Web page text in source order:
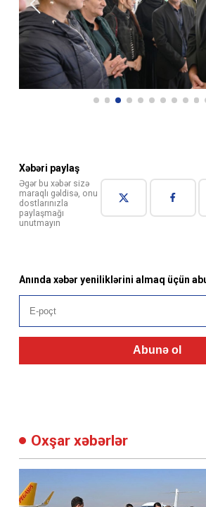
Xəbəri paylaş
Əgər bu xəbər sizə
maraqlı gəldisə, onu
dostlarınızla
paylaşmağı
unutmayın
Anında xəbər yeniliklərini almaq üçün
Abunə ol
Oxşar xəbərlər